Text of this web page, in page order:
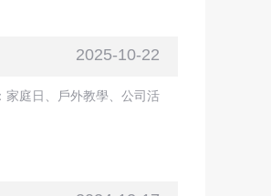
2025-10-22
家庭日、戶外教學、公司活